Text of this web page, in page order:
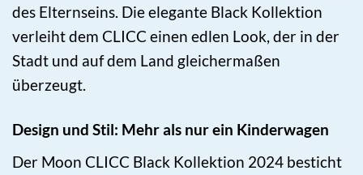
des Elternseins. Die elegante Black Kollektion
verleiht dem CLICC einen edlen Look, der in der
Stadt und auf dem Land gleichermaßen
überzeugt.
Design und Stil: Mehr als nur ein Kinderwagen
Der Moon CLICC Black Kollektion 2024 besticht